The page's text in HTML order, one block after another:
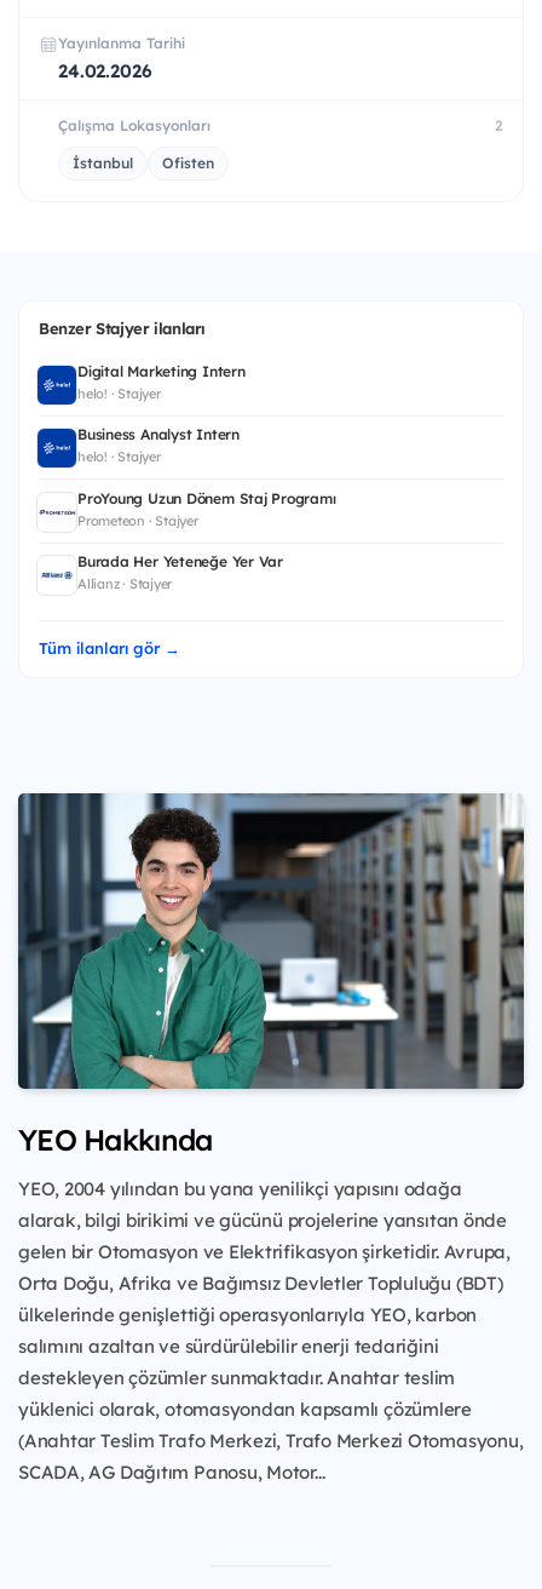
Yayınlanma Tarihi
24.02.2026
Çalışma Lokasyonları 2
İstanbul Ofisten
Benzer Stajyer ilanları
Digital Marketing Intern
helo! · Stajyer
Business Analyst Intern
helo! · Stajyer
ProYoung Uzun Dönem Staj Programı
Prometeon · Stajyer
Burada Her Yeteneğe Yer Var
Allianz · Stajyer
Tüm ilanları gör →
YEO Hakkında
YEO, 2004 yılından bu yana yenilikçi yapısını odağa
alarak, bilgi birikimi ve gücünü projelerine yansıtan önde
gelen bir Otomasyon ve Elektrifikasyon şirketidir. Avrupa,
Orta Doğu, Afrika ve Bağımsız Devletler Topluluğu (BDT)
ülkelerinde genişlettiği operasyonlarıyla YEO, karbon
salımını azaltan ve sürdürülebilir enerji tedariğini
destekleyen çözümler sunmaktadır. Anahtar teslim
yüklenici olarak, otomasyondan kapsamlı çözümlere
(Anahtar Teslim Trafo Merkezi, Trafo Merkezi Otomasyonu,
SCADA, AG Dağıtım Panosu, Motor...